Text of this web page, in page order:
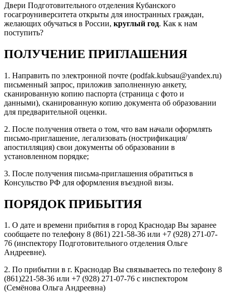
Двери Подготовительного отделения Кубанского
госагроуниверситета открыты для иностранных граждан,
желающих обучаться в России, круглый год. Как к нам
поступить?
ПОЛУЧЕНИЕ ПРИГЛАШЕНИЯ
1. Направить по электронной почте (podfak.kubsau@yandex.ru)
письменный запрос, приложив заполненную анкету,
сканированную копию паспорта (страница с фото и
данными), сканированную копию документа об образовании
для предварительной оценки.
2. После получения ответа о том, что вам начали оформлять
письмо-приглашение, легализовать (нострификация/
апостилляция) свои документы об образовании в
установленном порядке;
3. После получения письма-приглашения обратиться в
Консульство РФ для оформления въездной визы.
ПОРЯДОК ПРИБЫТИЯ
1. О дате и времени прибытия в город Краснодар Вы заранее
сообщаете по телефону 8 (861) 221-58-36 или +7 (928) 271-07-
76 (инспектору Подготовительного отделения Ольге
Андреевне).
2. По прибытии в г. Краснодар Вы связываетесь по телефону 8
(861)221-58-36 или +7 (928) 271-07-76 с инспектором
(Семёнова Ольга Андреевна)